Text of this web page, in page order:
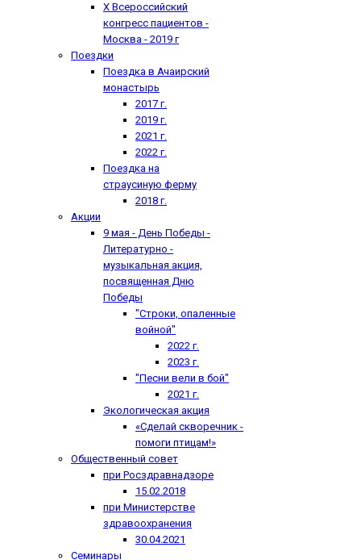
X Всероссийский
конгресс пациентов -
Москва - 2019 г
Поездки
Поездка в Ачаирский
монастырь
2017 г.
2019 г.
2021 г.
2022 г.
Поездка на
страусиную ферму
2018 г.
Акции
9 мая - День Победы -
Литературно -
музыкальная акция,
посвященная Дню
Победы
"Строки, опаленные
войной"
2022 г.
2023 г.
"Песни вели в бой"
2021 г.
Экологическая акция
«Сделай скворечник -
помоги птицам!»
Общественный совет
при Росздравнадзоре
15.02.2018
при Министерстве
здравоохранения
30.04.2021
Семинары